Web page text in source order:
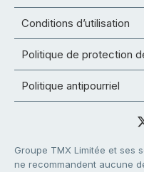
Conditions d’utilisation
Politique de protection
Politique antipourriel
Groupe TMX Limitée et ses
ne recommandent aucune